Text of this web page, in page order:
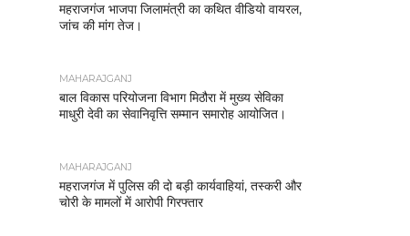
महराजगंज भाजपा जिलामंत्री का कथित वीडियो वायरल,
जांच की मांग तेज।
MAHARAJGANJ
बाल विकास परियोजना विभाग मिठौरा में मुख्य सेविका
माधुरी देवी का सेवानिवृत्ति सम्मान समारोह आयोजित।
MAHARAJGANJ
महराजगंज में पुलिस की दो बड़ी कार्यवाहियां, तस्करी और
चोरी के मामलों में आरोपी गिरफ्तार